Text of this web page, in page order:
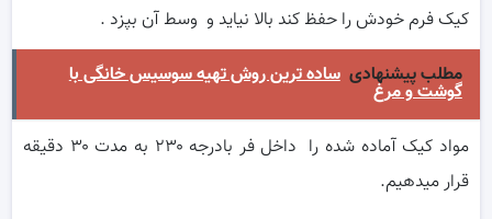
کیک فرم خودش را حفظ کند بالا نیاید و وسط آن بپزد .
مطلب پیشنهادی ساده ترین روش تهیه سوسیس خانگی با
گوشت و مرغ
مواد کیک آماده شده را داخل فر بادرجه ۲۳۰ به مدت ۳۰ دقیقه
قرار میدهیم.